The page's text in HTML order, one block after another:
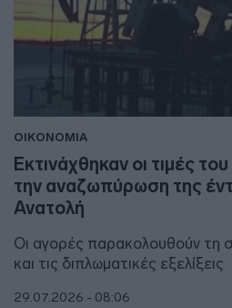
ΟΙΚΟΝΟΜΙΑ
Εκτινάχθηκαν οι τιμές
την αναζωπύρωση της
Ανατολή
Οι αγορές παρακολουθούν τη
και τις διπλωματικές εξελίξεις
29.07.2026 - 08:06